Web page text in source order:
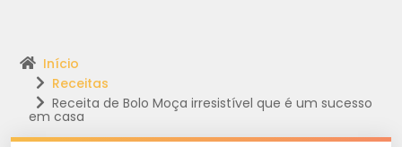
Início
Receitas
Receita de Bolo Moça irresistível que é um sucesso
em casa